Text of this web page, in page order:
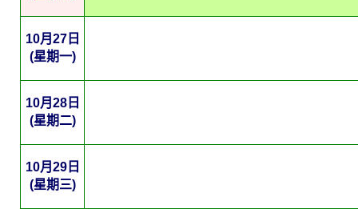
10月27日
(星期一)
10月28日
(星期二)
10月29日
(星期三)